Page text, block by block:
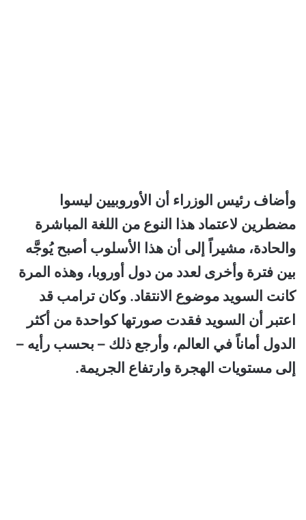
وأضاف رئيس الوزراء أن الأوروبيين ليسوا
مضطرين لاعتماد هذا النوع من اللغة المباشرة
والحادة، مشيراً إلى أن هذا الأسلوب أصبح يُوجَّه
بين فترة وأخرى لعدد من دول أوروبا، وهذه المرة
كانت السويد موضوع الانتقاد. وكان ترامب قد
اعتبر أن السويد فقدت صورتها كواحدة من أكثر
الدول أماناً في العالم، وأرجع ذلك – بحسب رأيه –
إلى مستويات الهجرة وارتفاع الجريمة.